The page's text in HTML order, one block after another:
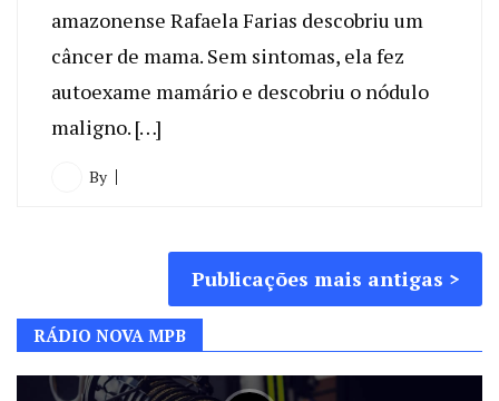
amazonense Rafaela Farias descobriu um
câncer de mama. Sem sintomas, ela fez
autoexame mamário e descobriu o nódulo
maligno. […]
By
por
posts
Publicações mais antigas
RÁDIO NOVA MPB